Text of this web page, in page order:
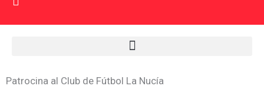
Patrocina al Club de Fútbol La Nucía